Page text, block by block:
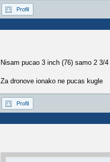
Profil
Nisam pucao 3 inch (76) samo 2 3/4
Za dronove ionako ne pucas kugle
Profil